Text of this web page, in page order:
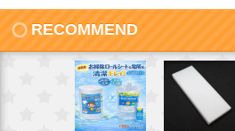
RECOMMEND